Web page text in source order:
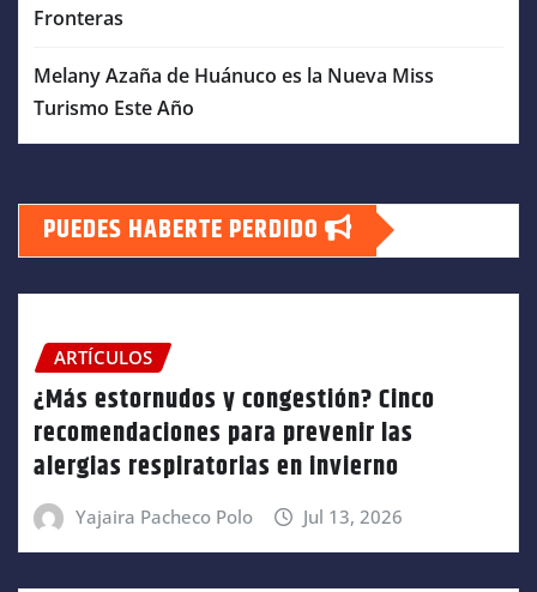
Fronteras
Melany Azaña de Huánuco es la Nueva Miss
Turismo Este Año
PUEDES HABERTE PERDIDO
ARTÍCULOS
¿Más estornudos y congestión? Cinco
recomendaciones para prevenir las
alergias respiratorias en invierno
Yajaira Pacheco Polo Jul 13, 2026